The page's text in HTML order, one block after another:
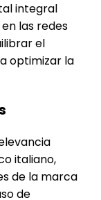
integral
las redes
el
optimizar la
italiano,
de la marca
de